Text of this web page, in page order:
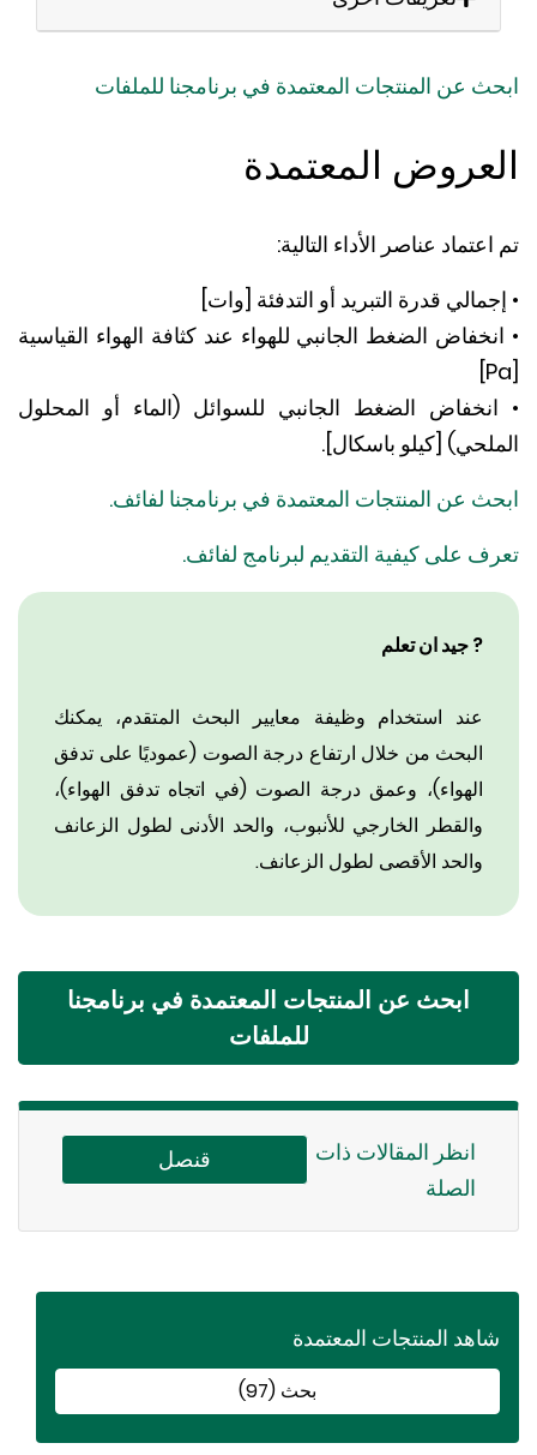
عن المنتجات المعتمدة في برنامجنا للملفات
المعتمدة
عناصر الأداء التالية:
قدرة التبريد أو التدفئة [وات]
الضغط الجانبي للهواء عند كثافة الهواء القياسية
الضغط الجانبي للسوائل (الماء أو المحلول
[كيلو باسكال].
عن المنتجات المعتمدة في برنامجنا لفائف.
على كيفية التقديم لبرنامج لفائف.
? جيد ان تعلم
عند استخدام وظيفة معايير البحث المتقدم، يمكنك
البحث من خلال ارتفاع درجة الصوت (عموديًا على تدفق
الهواء)، وعمق درجة الصوت (في اتجاه تدفق الهواء)،
والقطر الخارجي للأنبوب، والحد الأدنى لطول الزعانف
والحد الأقصى لطول الزعانف.
ابحث عن المنتجات المعتمدة في برنامجنا
للملفات
انظر المقالات ذات
الصلة
قنصل
المنتجات المعتمدة
بحث (97)